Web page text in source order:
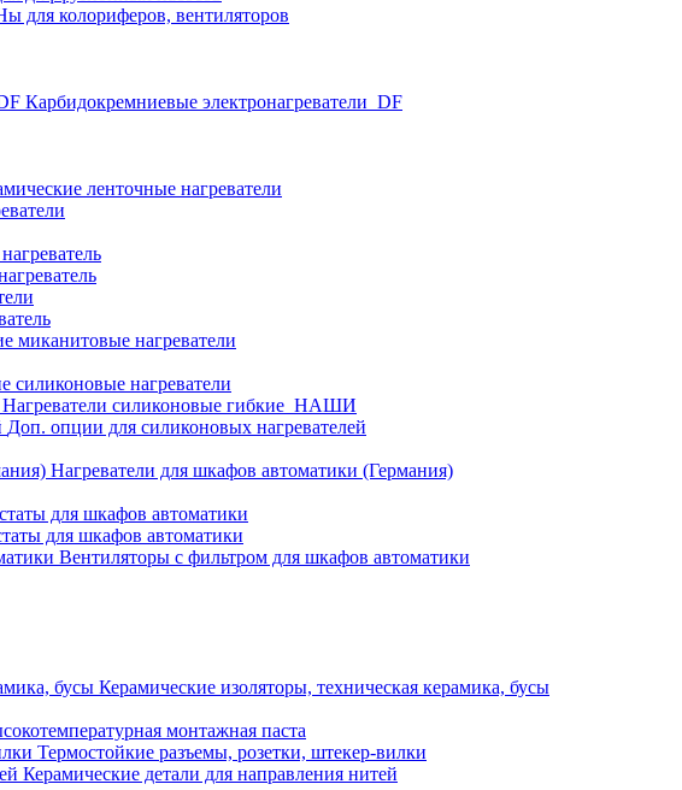
для колориферов, вентиляторов
Карбидокремниевые электронагреватели_DF
ленточные нагреватели
миканитовые нагреватели
силиконовые нагреватели
Нагреватели силиконовые гибкие_НАШИ
Доп. опции для силиконовых нагревателей
Нагреватели для шкафов автоматики (Германия)
для шкафов автоматики
для шкафов автоматики
Вентиляторы с фильтром для шкафов автоматики
Керамические изоляторы, техническая керамика, бусы
монтажная паста
Термостойкие разъемы, розетки, штекер-вилки
Керамические детали для направления нитей